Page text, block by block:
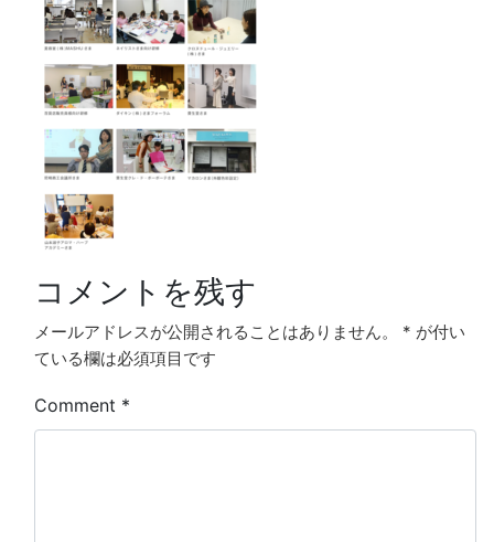
コメントを残す
メールアドレスが公開されることはありません。 * が付い
ている欄は必須項目です
Comment *